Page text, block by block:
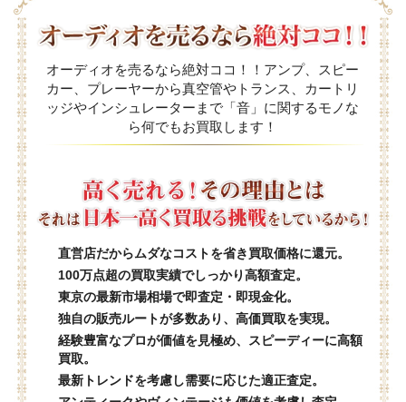
オーディオを売るなら絶対ココ！！アンプ、スピー
カー、プレーヤーから真空管やトランス、カートリ
ッジやインシュレーターまで「音」に関するモノな
ら何でもお買取します！
直営店だからムダなコストを省き買取価格に還元。
100万点超の買取実績でしっかり高額査定。
東京の最新市場相場で即査定・即現金化。
独自の販売ルートが多数あり、高価買取を実現。
経験豊富なプロが価値を見極め、スピーディーに高額
買取。
最新トレンドを考慮し需要に応じた適正査定。